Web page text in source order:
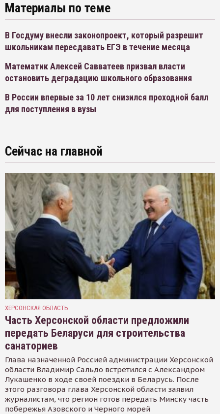
Материалы по теме
В Госдуму внесли законопроект, который разрешит
школьникам пересдавать ЕГЭ в течение месяца
Математик Алексей Савватеев призвал власти
остановить деградацию школьного образования
В России впервые за 10 лет снизился проходной балл
для поступления в вузы
Сейчас на главной
ХЕРСОНСКАЯ ОБЛАСТЬ
Часть Херсонской области предложили
передать Беларуси для строительства
санаториев
Глава назначенной Россией администрации Херсонской
области Владимир Сальдо встретился с Александром
Лукашенко в ходе своей поездки в Беларусь. После
этого разговора глава Херсонской области заявил
журналистам, что регион готов передать Минску часть
побережья Азовского и Черного морей